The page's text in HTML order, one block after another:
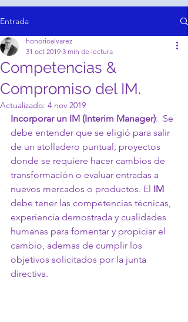
Entrada
Competencias &
Compromiso del IM.
honorioalvarez
31 oct 2019 3 min de lectura
Actualizado: 4 nov 2019
Incorporar un IM (Interim Manager):  Se
debe entender que se eligió para salir
de un atolladero puntual, proyectos
donde se requiere hacer cambios de
transformación o evaluar entradas a
nuevos mercados o productos. El IM
debe tener las competencias técnicas,
experiencia demostrada y cualidades
humanas para fomentar y propiciar el
cambio, ademas de cumplir los
objetivos solicitados por la junta
directiva.